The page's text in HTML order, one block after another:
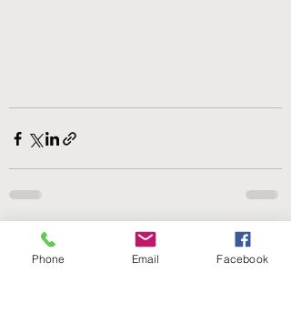
Siste innlegg Se alle
Phone Email Facebook